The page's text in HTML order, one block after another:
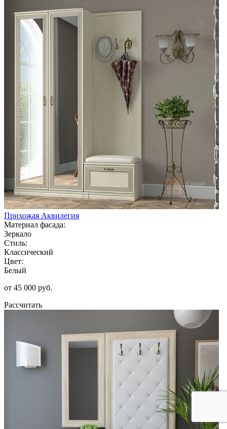
Прихожая Аквилегия
Материал фасада:
Зеркало
Стиль:
Классический
Цвет:
Белый
от 45 000 руб.
Рассчитать